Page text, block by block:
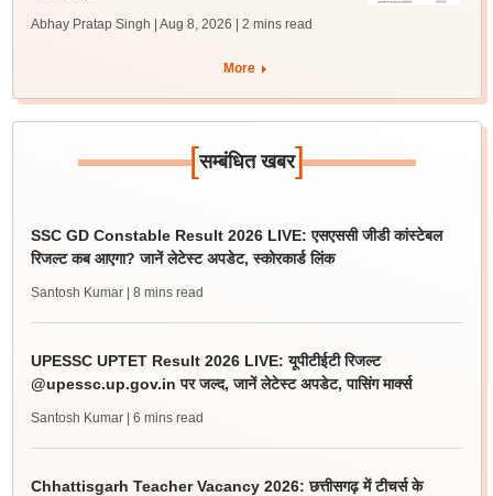
Abhay Pratap Singh | Aug 8, 2026 | 2 mins read
More
[सम्बंधित खबर]
SSC GD Constable Result 2026 LIVE: एसएससी जीडी कांस्टेबल
रिजल्ट कब आएगा? जानें लेटेस्ट अपडेट, स्कोरकार्ड लिंक
Santosh Kumar | 8 mins read
UPESSC UPTET Result 2026 LIVE: यूपीटीईटी रिजल्ट
@upessc.up.gov.in पर जल्द, जानें लेटेस्ट अपडेट, पासिंग मार्क्स
Santosh Kumar | 6 mins read
Chhattisgarh Teacher Vacancy 2026: छत्तीसगढ़ में टीचर्स के